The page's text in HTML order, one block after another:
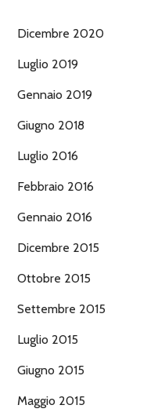
Dicembre 2020
Luglio 2019
Gennaio 2019
Giugno 2018
Luglio 2016
Febbraio 2016
Gennaio 2016
Dicembre 2015
Ottobre 2015
Settembre 2015
Luglio 2015
Giugno 2015
Maggio 2015